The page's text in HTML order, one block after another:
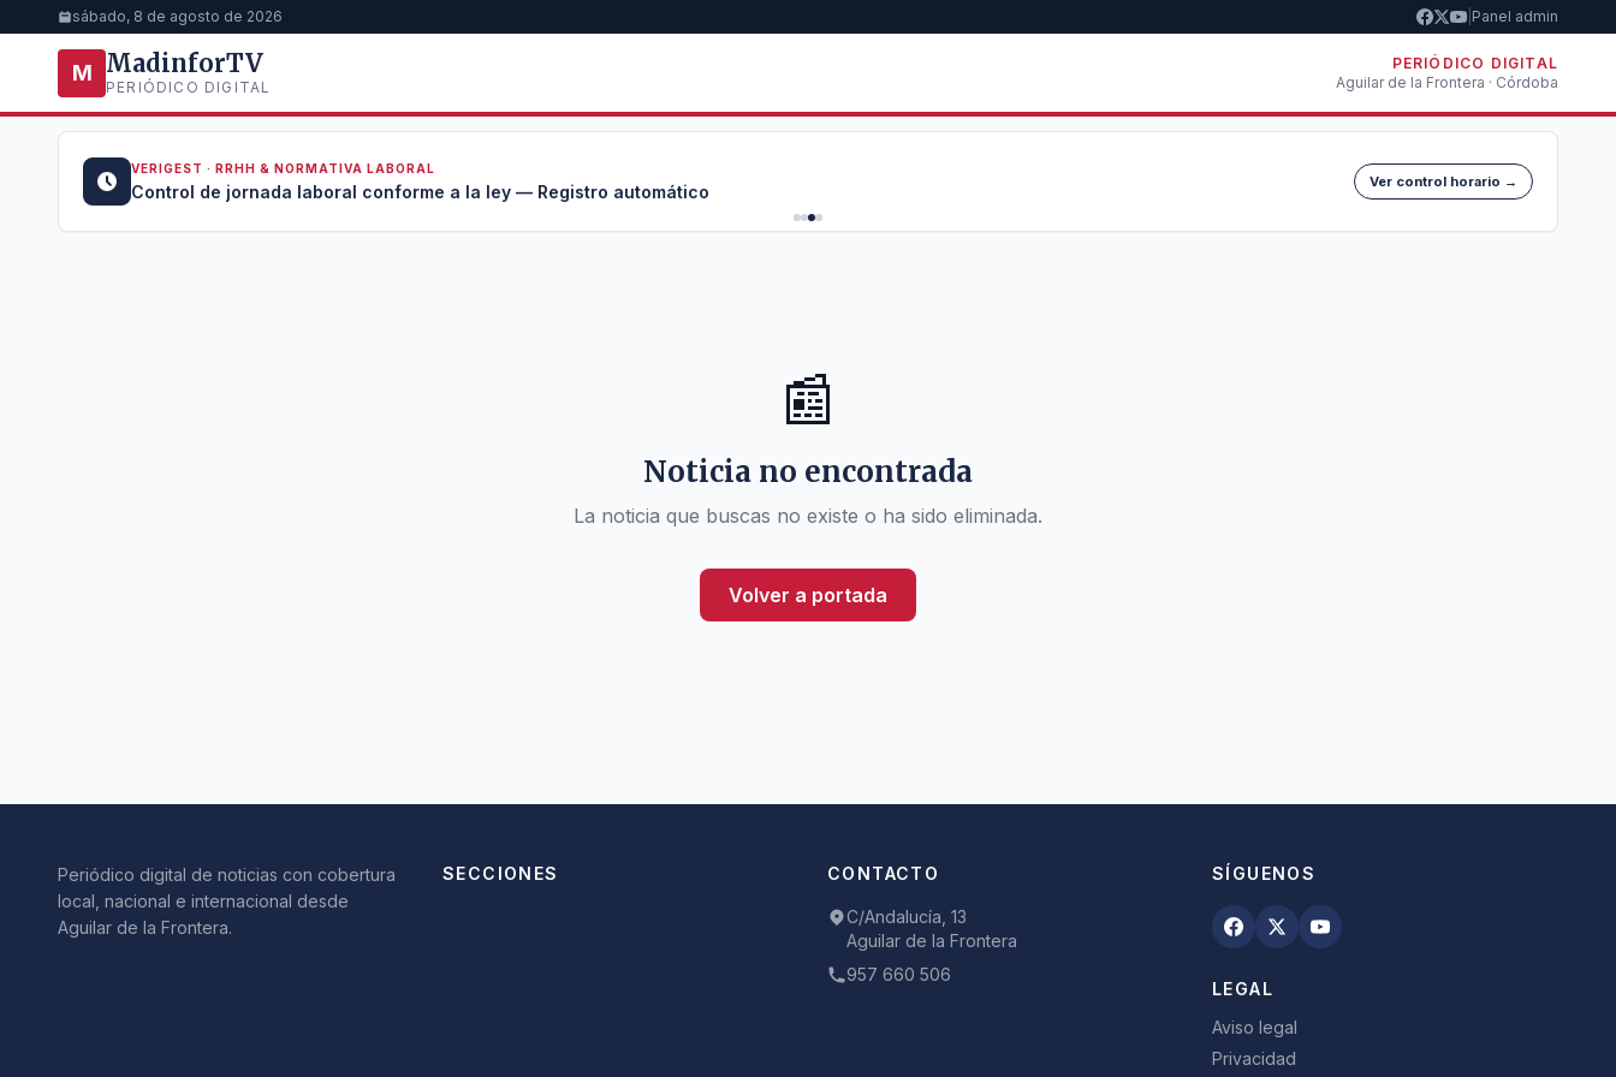
sábado, 8 de agosto de 2026 Panel admin
M MadinforTV
PERIÓDICO DIGITAL
PERIÓDICO DIGITAL
Aguilar de la Frontera · Córdoba
VERIGEST · RRHH & NORMATIVA LABORAL
Control de jornada laboral conforme a la ley — Registro automático Ver control horario →
📰
Noticia no encontrada
La noticia que buscas no existe o ha sido eliminada.
Volver a portada
Periódico digital de noticias con cobertura
local, nacional e internacional desde
Aguilar de la Frontera.
SECCIONES CONTACTO
C/Andalucía, 13
Aguilar de la Frontera
957 660 506
SÍGUENOS
LEGAL
Aviso legal
Privacidad